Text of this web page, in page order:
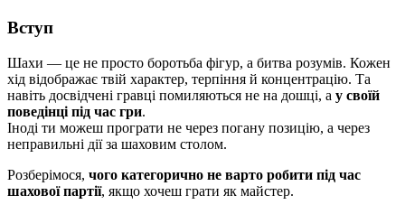
Вступ
Шахи — це не просто боротьба фігур, а битва розумів. Кожен
хід відображає твій характер, терпіння й концентрацію. Та
навіть досвідчені гравці помиляються не на дошці, а у своїй
поведінці під час гри.
Іноді ти можеш програти не через погану позицію, а через
неправильні дії за шаховим столом.
Розберімося, чого категорично не варто робити під час
шахової партії, якщо хочеш грати як майстер.